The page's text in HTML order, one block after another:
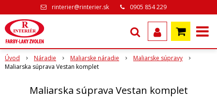
rinterier@rinterier.sk 0905 854 229
Úvod Náradie Maliarske náradie
Maliarske súpravy
Maliarska súprava Vestan komplet
Maliarska súprava Vestan komplet